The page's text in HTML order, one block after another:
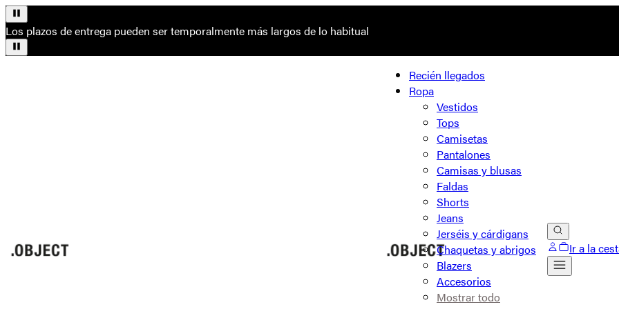
Los plazos de entrega pueden ser temporalmente más largos de lo habitual
Recién llegados
Ropa
Vestidos
Tops
Camisetas
Pantalones
Camisas y blusas
Faldas
Shorts
Jeans
Jerséis y cárdigans
Chaquetas y abrigos
Blazers
Accesorios
Mostrar todo
Ir a la